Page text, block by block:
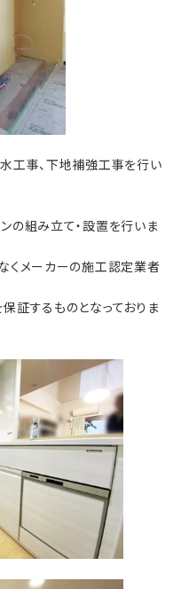
工事、下地補強工事を行い
の組み立て・設置を行いま
くメーカーの施工認定業者
証するものとなっておりま